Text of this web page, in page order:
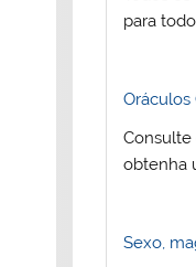
para
Oráculos
obtenha
Sexo,